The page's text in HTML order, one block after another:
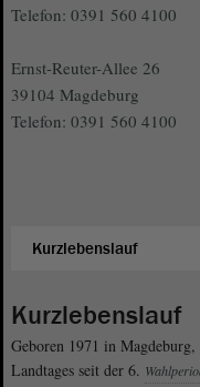
Telefon: 0391 560 4100
Ernst-Reuter-Allee 26
39104 Magdeburg
Telefon: 0391 560 4100
Kurzlebenslauf
Geboren 1971 in
Landtages seit der 6.